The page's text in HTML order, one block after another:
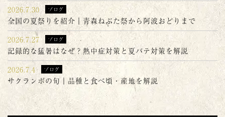
2026.7.30
ブログ
全国の夏祭りを紹介｜青森ねぶた祭から阿波おどりまで
2026.7.27
ブログ
記録的な猛暑はなぜ？熱中症対策と夏バテ対策を解説
2026.7.4
ブログ
サクランボの旬｜品種と食べ頃・産地を解説